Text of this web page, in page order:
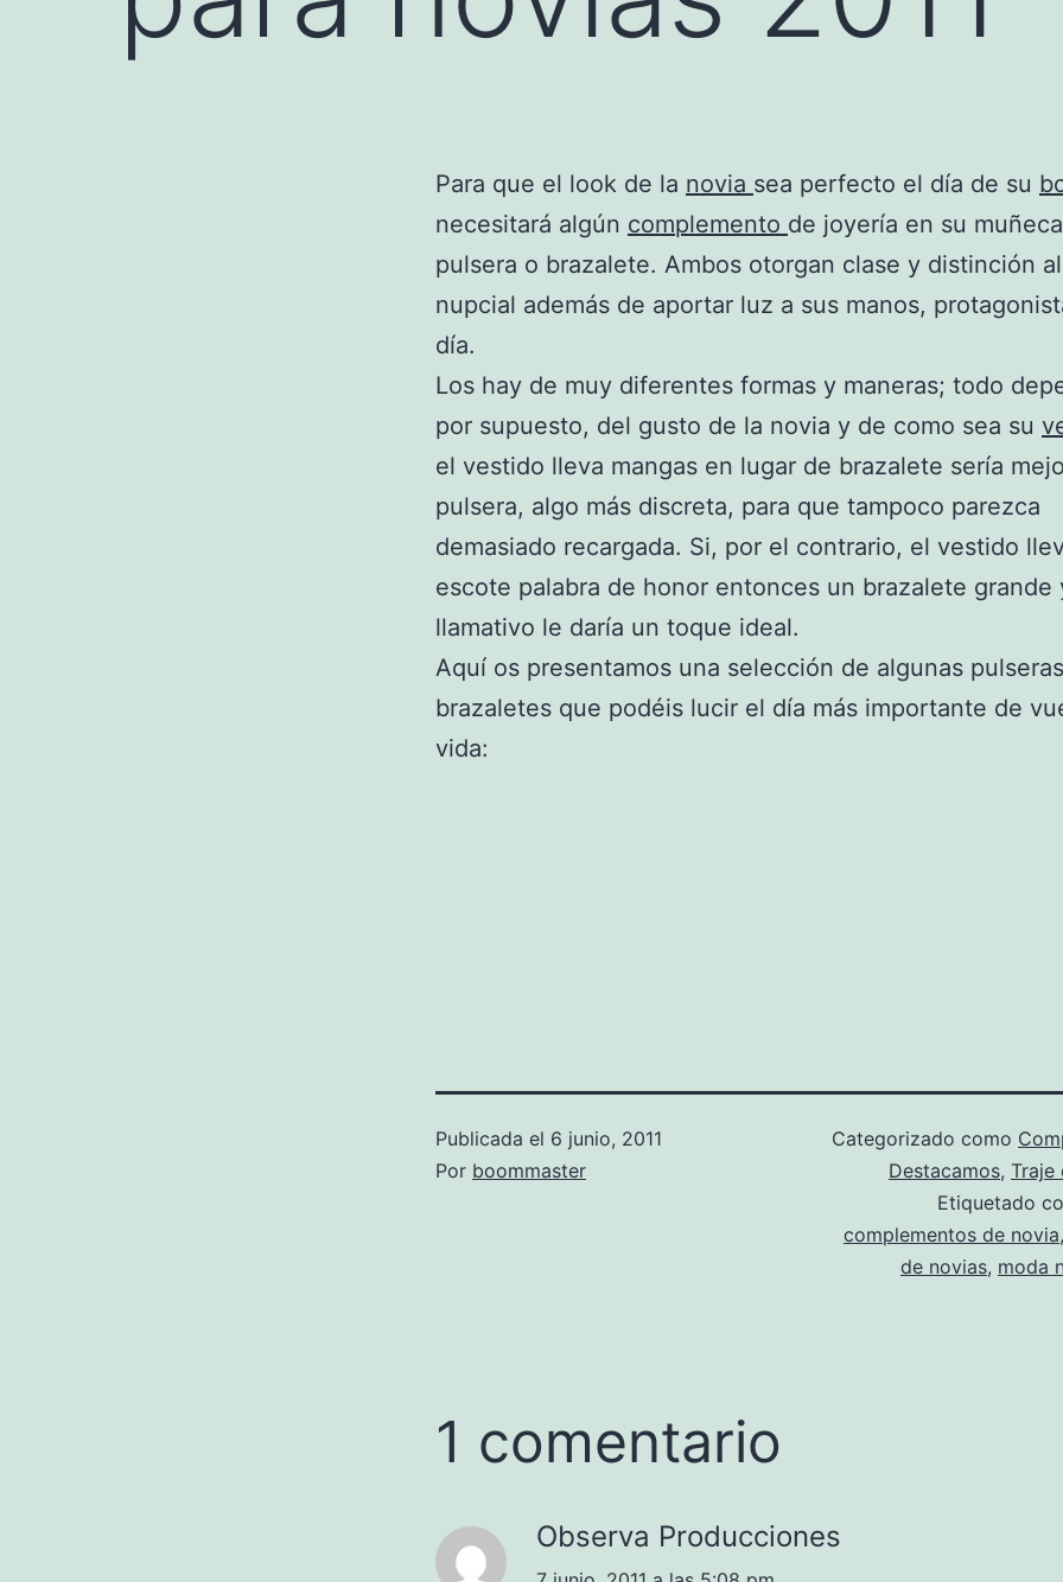
Para que el look de la novia sea perfecto el día de su
necesitará algún complemento de joyería en su
pulsera o brazalete. Ambos otorgan clase y distinción
nupcial además de aportar luz a sus manos,
día.
Los hay de muy diferentes formas y maneras; todo
por supuesto, del gusto de la novia y de como sea su
el vestido lleva mangas en lugar de brazalete sería
pulsera, algo más discreta, para que tampoco parezca
demasiado recargada. Si, por el contrario, el vestido
escote palabra de honor entonces un brazalete grande
llamativo le daría un toque ideal.
Aquí os presentamos una selección de algunas
brazaletes que podéis lucir el día más importante de
vida:
Publicada el 6 junio, 2011
Por boommaster
Categorizado como
Destacamos, Traje
Etiquetado
complementos de novia,
de novias, moda
1 comentario
Observa Producciones